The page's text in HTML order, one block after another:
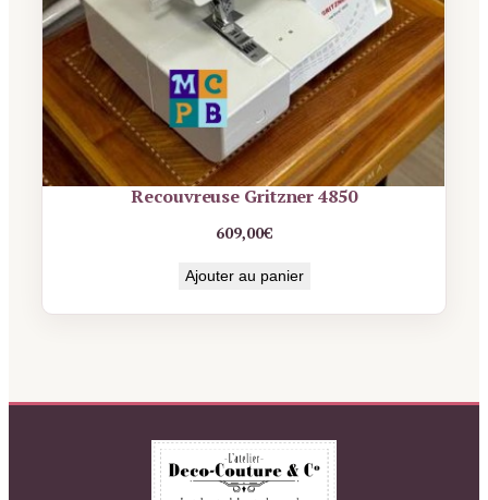
Recouvreuse Gritzner 4850
609,00€
Ajouter au panier